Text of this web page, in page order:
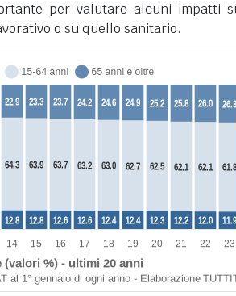
per valutare alcuni impatti
o su quello sanitario.